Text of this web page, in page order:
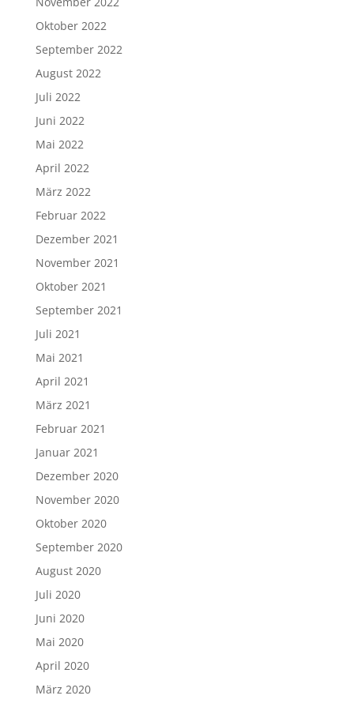
Oktober 2022
September 2022
August 2022
Juli 2022
Juni 2022
Mai 2022
April 2022
März 2022
Februar 2022
Dezember 2021
November 2021
Oktober 2021
September 2021
Juli 2021
Mai 2021
April 2021
März 2021
Februar 2021
Januar 2021
Dezember 2020
November 2020
Oktober 2020
September 2020
August 2020
Juli 2020
Juni 2020
Mai 2020
April 2020
März 2020